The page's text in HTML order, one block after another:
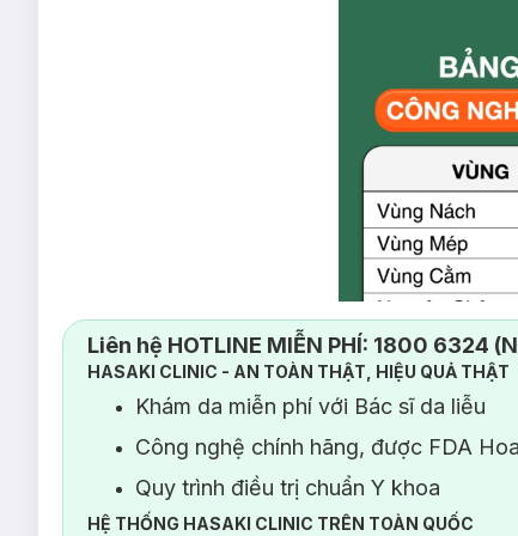
Liên hệ HOTLINE MIỄN PHÍ: 1800 6324
HASAKI CLINIC - AN TOÀN THẬT, HIỆU QUẢ THẬT
Khám da miễn phí với Bác sĩ da liễu
Công nghệ chính hãng, được FDA
Quy trình điều trị chuẩn Y khoa
HỆ THỐNG HASAKI CLINIC TRÊN TOÀN QUỐC